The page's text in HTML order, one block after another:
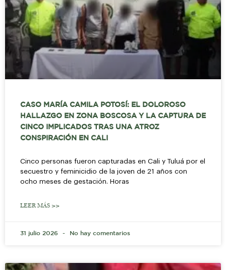
CASO MARÍA CAMILA POTOSÍ: EL DOLOROSO
HALLAZGO EN ZONA BOSCOSA Y LA CAPTURA DE
CINCO IMPLICADOS TRAS UNA ATROZ
CONSPIRACIÓN EN CALI
Cinco personas fueron capturadas en Cali y Tuluá por el
secuestro y feminicidio de la joven de 21 años con
ocho meses de gestación. Horas
LEER MÁS >>
31 julio 2026 No hay comentarios